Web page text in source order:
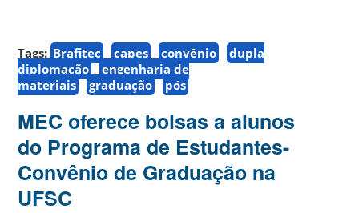
Tags: Brafitec capes convênio
dupla
diplomação
engenharia de
materiais
graduação pós
MEC oferece bolsas a alunos
do Programa de Estudantes-
Convênio de Graduação na
UFSC